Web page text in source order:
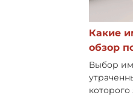
Какие
обзор
Выбор
которого